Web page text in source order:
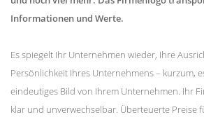
Informationen und Werte.
Es spiegelt Ihr Unternehmen wieder, Ihre
Persönlichkeit Ihres Unternehmens – kurzum,
eindeutiges Bild von Ihrem Unternehmen. Ihr
klar und unverwechselbar. Überteuerte Preise